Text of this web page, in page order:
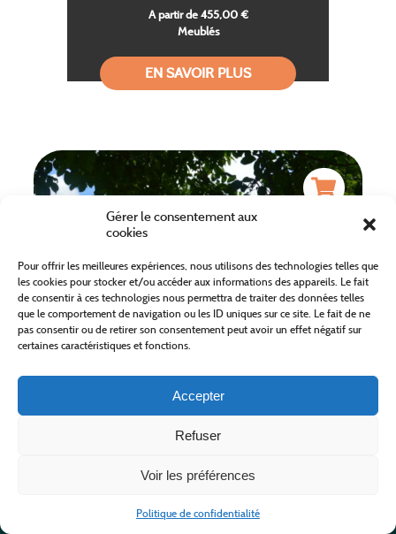
Gérer le consentement aux
cookies
Pour offrir les meilleures expériences, nous utilisons des technologies telles que
les cookies pour stocker et/ou accéder aux informations des appareils. Le fait
de consentir à ces technologies nous permettra de traiter des données telles
que le comportement de navigation ou les ID uniques sur ce site. Le fait de ne
pas consentir ou de retirer son consentement peut avoir un effet négatif sur
certaines caractéristiques et fonctions.
Accepter
Refuser
Voir les préférences
Politique de confidentialité
A partir de 455,00 €
Meublés
EN SAVOIR PLUS
CAMPING LE CHON DU TARN
BEDOUES-COCURES
A partir de 16,30 €
Camping